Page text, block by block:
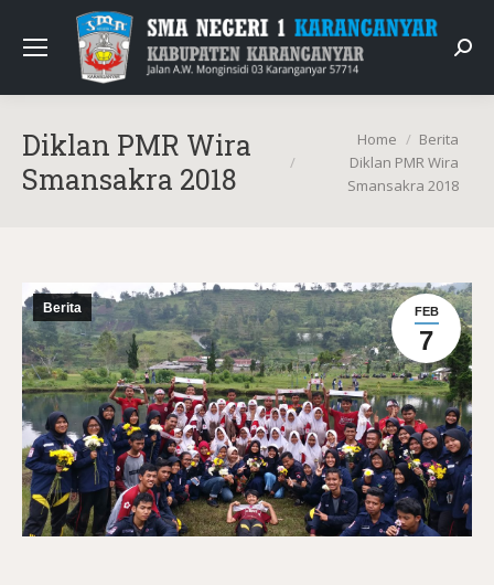
Diklan PMR Wira
Smansakra 2018
You are here:Home
Berita
Diklan PMR Wira
Smansakra 2018
FEB
7
Berita